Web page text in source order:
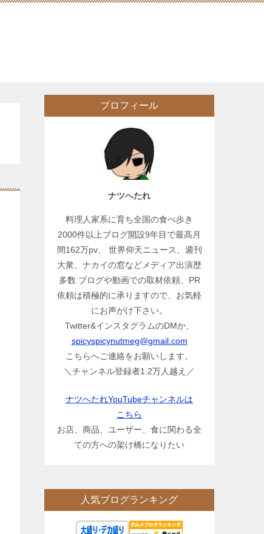
プロフィール
ナツへたれ
料理人家系に育ち全国の食べ歩き
2000件以上ブログ開設9年目で最高月
間162万pv、 世界仰天ニュース、週刊
大衆、ナカイの窓などメディア出演歴
多数 ブログや動画での取材依頼、PR
依頼は積極的に承りますので、お気軽
にお声がけ下さい。
Twitter&インスタグラムのDMか、
spicyspicynutmeg@gmail.com
こちらへご連絡をお願いします。
＼チャンネル登録者1.2万人越え／
ナツへたれYouTubeチャンネルは
こちら
お店、商品、ユーザー、食に関わる全
ての方への架け橋になりたい
人気ブログランキング